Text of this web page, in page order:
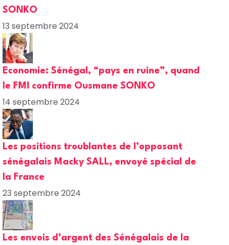
SONKO
13 septembre 2024
Economie: Sénégal, “pays en ruine”, quand
le FMI confirme Ousmane SONKO
14 septembre 2024
Les positions troublantes de l’opposant
sénégalais Macky SALL, envoyé spécial de
la France
23 septembre 2024
Les envois d’argent des Sénégalais de la